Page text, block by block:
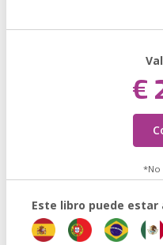
€
*No
Este libro puede estar